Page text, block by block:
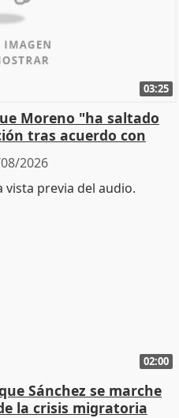
03:25
Moreno "ha saltado
tras acuerdo con
2026
02:00
Sánchez se marche
la crisis migratoria